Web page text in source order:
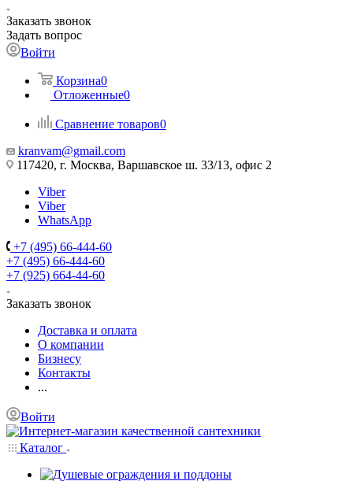
Заказать звонок
Задать вопрос
Войти
Корзина0
Отложенные0
Сравнение товаров0
kranvam@gmail.com
117420, г. Москва, Варшавское ш. 33/13, офис 2
Viber
Viber
WhatsApp
+7 (495) 66-444-60
+7 (495) 66-444-60
+7 (925) 664-44-60
Заказать звонок
Доставка и оплата
О компании
Бизнесу
Контакты
...
Войти
Каталог